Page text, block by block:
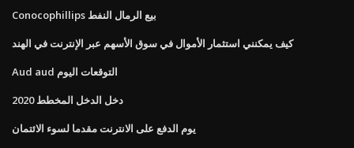
Conocophillips بيع الرمال النفط
كيف يمكنني استثمار الأموال في سوق الأسهم عبر الإنترنت في الهند
Aud aud التوقعات اليوم
دخل الدخل المخطط 2020
يوم الدفع على الانترنت مقدما لسوء الائتمان